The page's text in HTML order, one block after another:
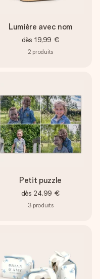
Lumière avec nom
dès 19,99 €
2 produits
Petit puzzle
dès 24,99 €
3 produits